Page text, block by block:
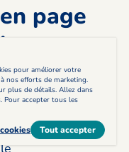
page
?
CV de pompier.
de sapeur-
pour améliorer votre
nos efforts de marketing.
plus de détails. Allez dans
Pour accepter tous les
Tout accepter